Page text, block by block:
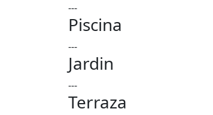
---
Piscina
---
Jardin
---
Terraza